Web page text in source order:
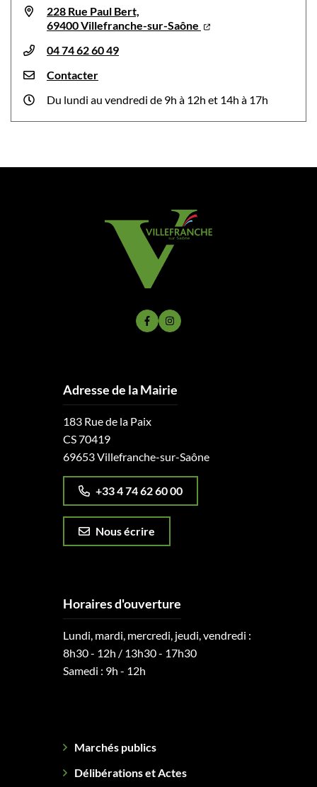
228 Rue Paul Bert,
69400 Villefranche-sur-Saône
04 74 62 60 49
Contacter
Du lundi au vendredi de 9h à 12h et 14h à 17h
Lien vers le compte Facebook
Lien vers le compte Instagram
Adresse de la Mairie
183 Rue de la Paix
CS 70419
69653 Villefranche-sur-Saône
+33 4 74 62 60 00
Nous écrire
Horaires d'ouverture
Lundi, mardi, mercredi, jeudi, vendredi :
8h30 - 12h / 13h30 - 17h30
Samedi : 9h - 12h
Marchés publics
Délibérations et Actes